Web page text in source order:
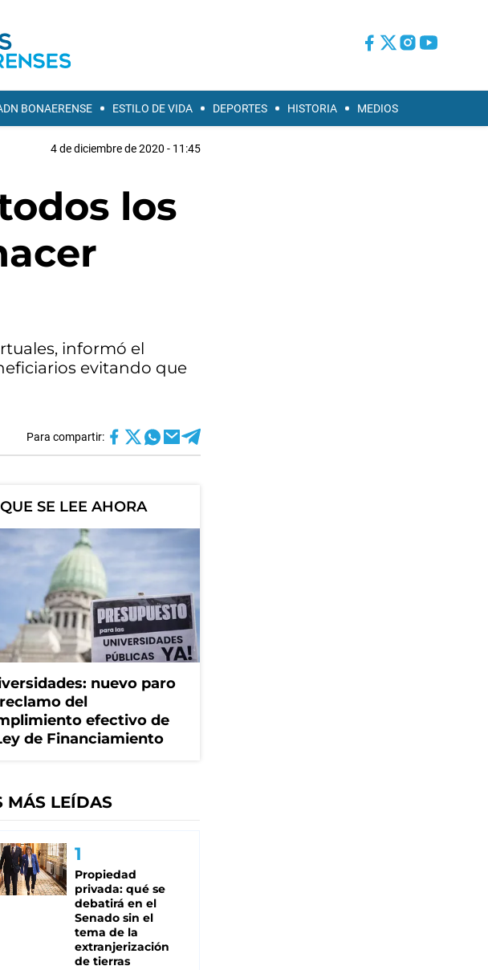
BONAERENSE ESTILO DE VIDA DEPORTES HISTORIA MEDIOS
4 de diciembre de 2020 - 11:45
los
informó el
evitando que
Para compartir:
SE LEE AHORA
nuevo paro
del
efectivo de
de Financiamiento
MÁS LEÍDAS
Propiedad
privada: qué se
debatirá en el
Senado sin el
tema de la
extranjerización
de tierras